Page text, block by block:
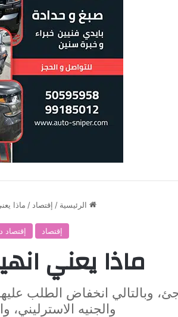
الرئيسية / إقتصاد / ماذا
إقتصاد إقتصاد
ماذا يعني
انخفاض الطلب عليها
والجنيه الاسترليني،